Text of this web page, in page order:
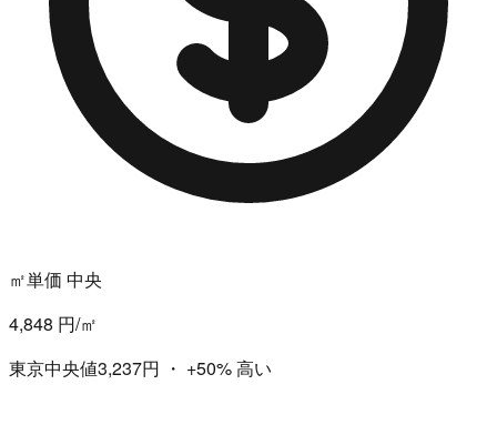
㎡単価 中央
4,848 円/㎡
東京中央値3,237円 ・ +50%高い